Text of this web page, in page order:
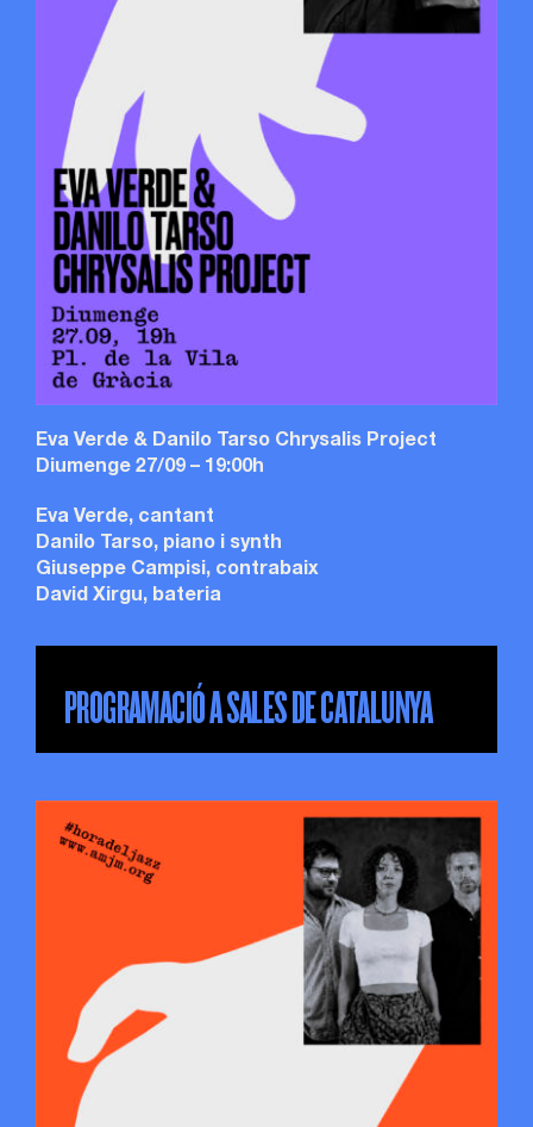
Eva Verde & Danilo Tarso Chrysalis Project
Diumenge 27/09 – 19:00h
Eva Verde, cantant
Danilo Tarso, piano i synth
Giuseppe Campisi, contrabaix
David Xirgu, bateria
PROGRAMACIÓ A SALES DE CATALUNYA